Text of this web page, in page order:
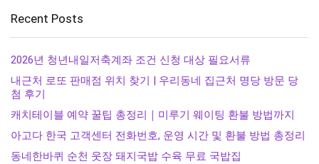
Recent Posts
2026년 청년내일저축계좌 조건 신청 대상 필요서류
내근처 로또 판매점 위치 찾기 | 우리동네 집근처 명당 방문 당
첨 후기
캐치테이블 예약 꿀팁 총정리｜미루기 웨이팅 환불 방법까지
아고다 한국 고객센터 전화번호, 운영 시간 및 환불 방법 총정리
동네한바퀴 순천 웃장 돼지국밥 수육 무료 국밥집